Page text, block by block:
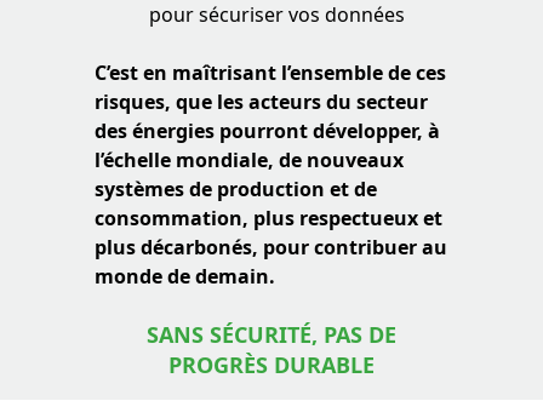
pour sécuriser vos données
C’est en maîtrisant l’ensemble de ces
risques, que les acteurs du secteur
des énergies pourront développer, à
l’échelle mondiale, de nouveaux
systèmes de production et de
consommation, plus respectueux et
plus décarbonés, pour contribuer au
monde de demain.
SANS SÉCURITÉ, PAS DE
PROGRÈS DURABLE